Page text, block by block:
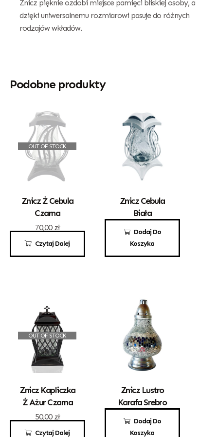
Znicz pięknie ozdobi miejsce pamięci bliskiej osoby, a
dzięki uniwersalnemu rozmiarowi pasuje do różnych
rodzajów wkładów.
Podobne produkty
OUT OF STOCK
Czytaj Dalej
Znicz Ż Cebula
Czarna
70,00 zł
Dodaj Do
Koszyka
Znicz Cebula
Biała
70,00 zł
OUT OF STOCK
Czytaj Dalej
Znicz Kapliczka
Ż Ażur Czarna
50,00 zł
Dodaj Do
Koszyka
Znicz Lustro
Karafa Srebro
95,00 zł